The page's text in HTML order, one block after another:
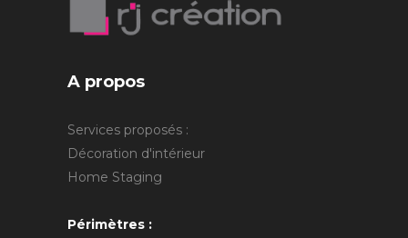
A propos
Services proposés :
Décoration d'intérieur
Home Staging
Périmètres :